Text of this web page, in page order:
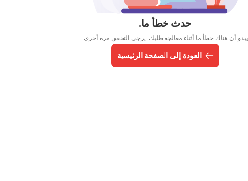
حدث خطأ ما.
يبدو أن هناك خطأ ما أثناء معالجة طلبك. يرجى التحقق مرة أخرى.
العودة إلى الصفحة الرئيسية